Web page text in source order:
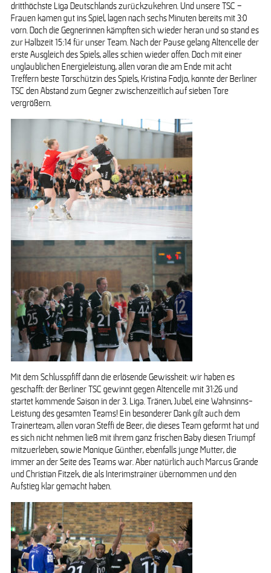
dritthöchste Liga Deutschlands zurückzukehren. Und unsere TSC –
Frauen kamen gut ins Spiel, lagen nach sechs Minuten bereits mit 3:0
vorn. Doch die Gegnerinnen kämpften sich wieder heran und so stand es
zur Halbzeit 15:14 für unser Team. Nach der Pause gelang Altencelle der
erste Ausgleich des Spiels, alles schien wieder offen. Doch mit einer
unglaublichen Energieleistung, allen voran die am Ende mit acht
Treffern beste Torschützin des Spiels, Kristina Fodjo, konnte der Berliner
TSC den Abstand zum Gegner zwischenzeitlich auf sieben Tore
vergrößern.
Mit dem Schlusspfiff dann die erlösende Gewissheit: wir haben es
geschafft: der Berliner TSC gewinnt gegen Altencelle mit 31:26 und
startet kommende Saison in der 3. Liga. Tränen, Jubel, eine Wahnsinns-
Leistung des gesamten Teams! Ein besonderer Dank gilt auch dem
Trainerteam, allen voran Steffi de Beer, die dieses Team geformt hat und
es sich nicht nehmen ließ mit ihrem ganz frischen Baby diesen Triumpf
mitzuerleben, sowie Monique Günther, ebenfalls junge Mutter, die
immer an der Seite des Teams war. Aber natürlich auch Marcus Grande
und Christian Fitzek, die als Interimstrainer übernommen und den
Aufstieg klar gemacht haben.